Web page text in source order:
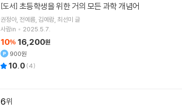
[도서] 초등학생을 위한 거의 모든 과학 개념어
권정아 전예름 김예람 최선미 글
사람in
2025.5.7.
10% 16,200원
900원
10.0 (4)
6